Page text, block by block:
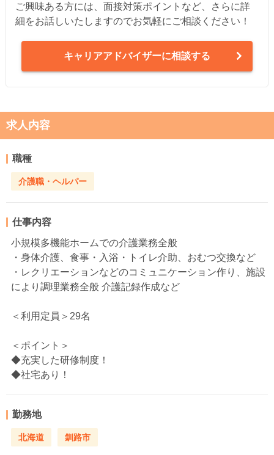
ご興味ある方には、面接対策ポイントなど、さらに詳
細をお話しいたしますのでお気軽にご相談ください！
キャリアアドバイザーに相談する
求人内容
職種
介護職・ヘルパー
仕事内容
小規模多機能ホームでの介護業務全般
・身体介護、食事・入浴・トイレ介助、おむつ交換など
・レクリエーションなどのコミュニケーション作り、施設
により調理業務全般 介護記録作成など
＜利用定員＞29名
＜ポイント＞
◆充実した研修制度！
◆社宅あり！
勤務地
北海道 釧路市